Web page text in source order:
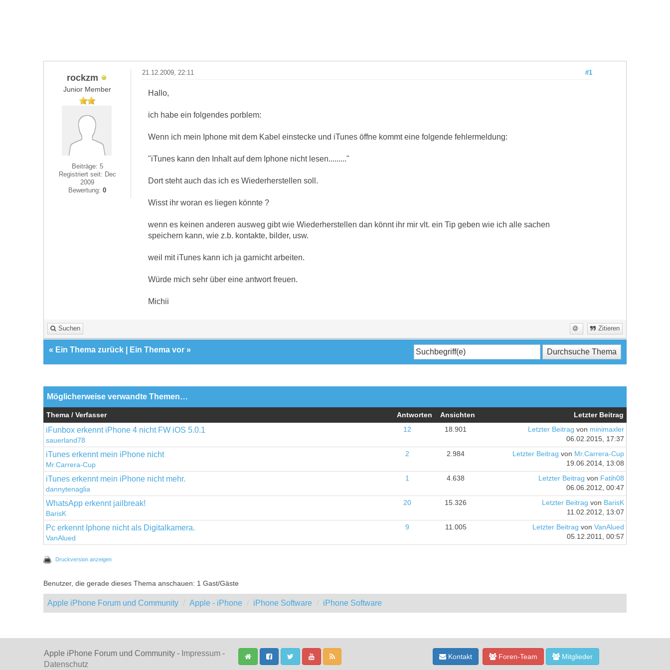
rockzm
Junior Member
Beiträge: 5
Registriert seit: Dec
2009
Bewertung:0
#1
21.12.2009, 22:11
Hallo,
ich habe ein folgendes porblem:
Wenn ich mein Iphone mit dem Kabel einstecke und iTunes öffne kommt eine folgende fehlermeldung:
"iTunes kann den Inhalt auf dem Iphone nicht lesen........."
Dort steht auch das ich es Wiederherstellen soll.
Wisst ihr woran es liegen könnte ?
wenn es keinen anderen ausweg gibt wie Wiederherstellen dan könnt ihr mir vlt. ein Tip geben wie ich alle sachen
speichern kann, wie z.b. kontakte, bilder, usw.
weil mit iTunes kann ich ja garnicht arbeiten.
Würde mich sehr über eine antwort freuen.
Michii
Suchen Zitieren
« Ein Thema zurück Ein Thema vor »
Möglicherweise verwandte Themen…
Thema / Verfasser Antworten Ansichten Letzter Beitrag
iFunbox erkennt iPhone 4 nicht FW iOS 5.0.1
sauerland78
12 18.901 Letzter Beitrag von minimaxler
06.02.2015, 17:37
iTunes erkennt mein iPhone nicht
Mr.Carrera-Cup
2 2.984 Letzter Beitrag von Mr.Carrera-Cup
19.06.2014, 13:08
iTunes erkennt mein iPhone nicht mehr.
dannytenaglia
1 4.638 Letzter Beitrag von Fatih08
06.06.2012, 00:47
WhatsApp erkennt jailbreak!
BarisK
20 15.326 Letzter Beitrag von BarisK
11.02.2012, 13:07
Pc erkennt Iphone nicht als Digitalkamera.
VanAlued
9 11.005 Letzter Beitrag von VanAlued
05.12.2011, 00:57
Druckversion anzeigen
Benutzer, die gerade dieses Thema anschauen: 1 Gast/Gäste
Apple iPhone Forum und Community Apple - iPhone iPhone Software iPhone Software
Apple iPhone Forum und Community - Impressum -
Datenschutz
Kontakt Foren-Team Mitglieder